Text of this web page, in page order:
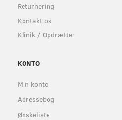
Returnering
Kontakt os
Klinik / Opdrætter
KONTO
Min konto
Adressebog
Ønskeliste